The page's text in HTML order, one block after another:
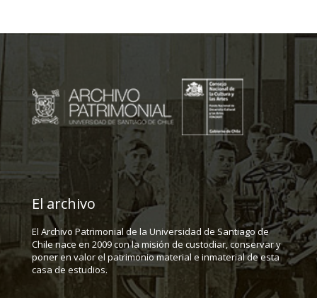
El archivo
El Archivo Patrimonial de la Universidad de Santiago de
Chile nace en 2009 con la misión de custodiar, conservar y
poner en valor el patrimonio material e inmaterial de esta
casa de estudios.